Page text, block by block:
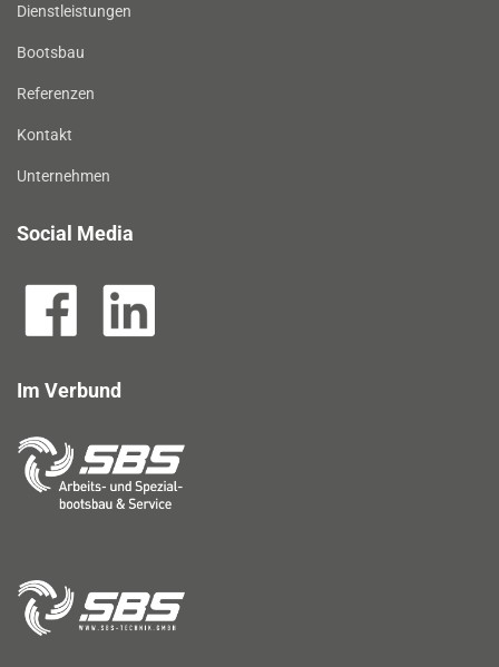
Dienstleistungen
Bootsbau
Referenzen
Kontakt
Unternehmen
Social Media
Im Verbund